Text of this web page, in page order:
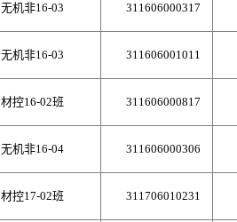
无机非16-03 311606000317
无机非16-03 311606001011
材控16-02班 311606000817
无机非16-04 311606000306
材控17-02班 311706010231